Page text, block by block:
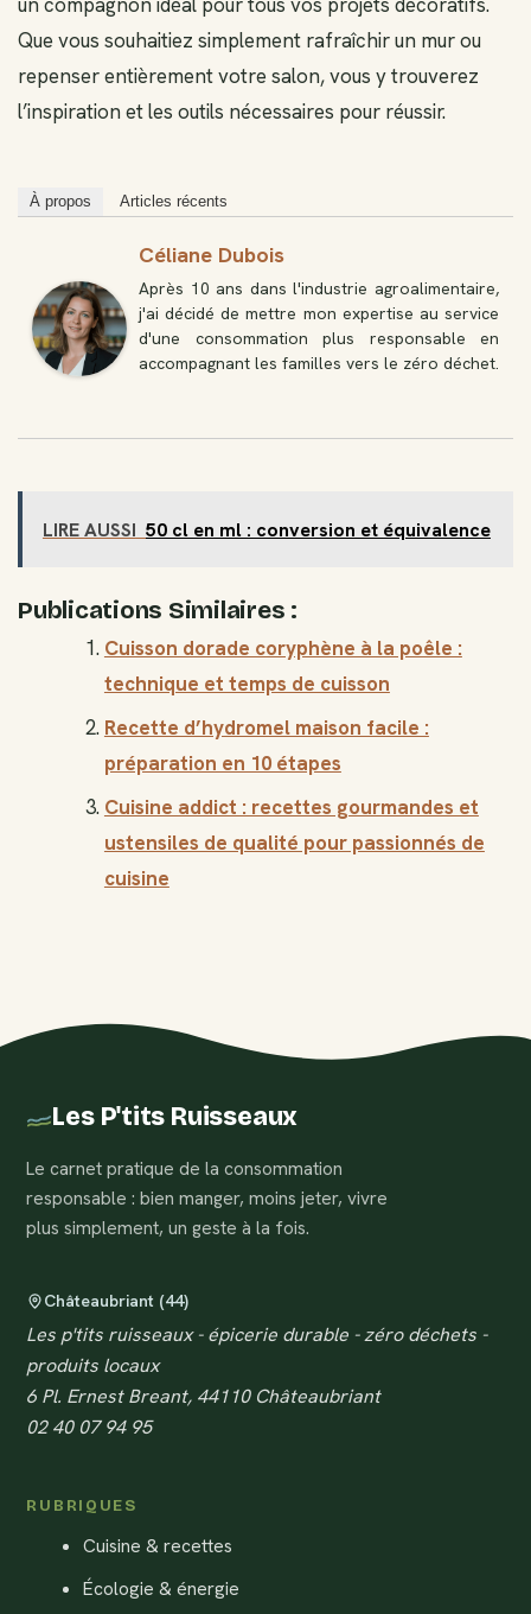
Que vous souhaitiez simplement rafraîchir un mur ou
repenser entièrement votre salon, vous y trouverez
l’inspiration et les outils nécessaires pour réussir.
À propos Articles récents
Céliane Dubois
Après 10 ans dans l'industrie agroalimentaire,
j'ai décidé de mettre mon expertise au service
d'une consommation plus responsable en
accompagnant les familles vers le zéro déchet.
LIRE AUSSI 50 cl en ml : conversion et équivalence
Publications Similaires :
Cuisson dorade coryphène à la poêle :
technique et temps de cuisson
Recette d’hydromel maison facile :
préparation en 10 étapes
Cuisine addict : recettes gourmandes et
ustensiles de qualité pour passionnés de
cuisine
Les P'tits Ruisseaux
Le carnet pratique de la consommation
responsable : bien manger, moins jeter, vivre
plus simplement, un geste à la fois.
Châteaubriant (44)
Les p'tits ruisseaux - épicerie durable - zéro déchets -
produits locaux
6 Pl. Ernest Breant, 44110 Châteaubriant
02 40 07 94 95
RUBRIQUES
Cuisine & recettes
Écologie & énergie